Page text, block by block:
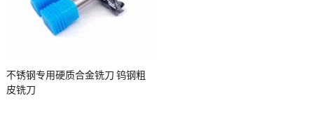
不锈钢专用硬质合金铣刀 钨钢粗
皮铣刀